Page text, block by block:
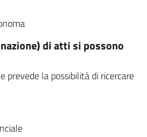
di atti si possono
prevede la possibilità di ricercare